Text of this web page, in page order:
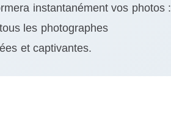
instantanément vos photos :
les photographes
et captivantes.